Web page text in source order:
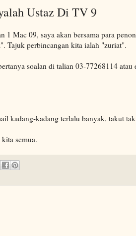
Ustaz Di TV 9
1 Mac 09, saya akan bersama para
Tajuk perbincangan kita ialah "zuriat".
soalan di talian 03-77268114 atau
kadang-kadang terlalu banyak, takut
semua.